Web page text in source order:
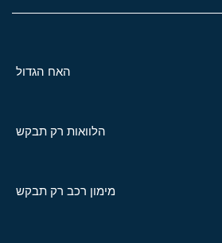
האח הגדול
הלוואות רק תבקש
מימון רכב רק תבקש